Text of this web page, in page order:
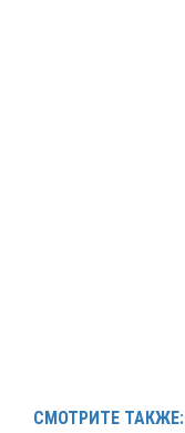
СМОТРИТЕ ТАКЖЕ: